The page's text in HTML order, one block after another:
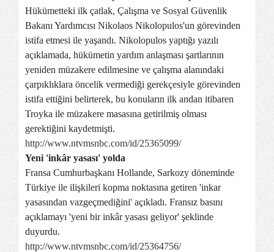
Hükümetteki ilk çatlak, Çalışma ve Sosyal Güvenlik
Bakanı Yardımcısı Nikolaos Nikolopulos'un görevinden
istifa etmesi ile yaşandı. Nikolopulos yaptığı yazılı
açıklamada, hükümetin yardım anlaşması şartlarının
yeniden müzakere edilmesine ve çalışma alanındaki
çarpıklıklara öncelik vermediği gerekçesiyle görevinden
istifa ettiğini belirterek, bu konuların ilk andan itibaren
Troyka ile müzakere masasına getirilmiş olması
gerektiğini kaydetmişti.
http://www.ntvmsnbc.com/id/25365099/
Yeni 'inkâr yasası' yolda
Fransa Cumhurbaşkanı Hollande, Sarkozy döneminde
Türkiye ile ilişkileri kopma noktasına getiren 'inkar
yasasından vazgeçmediğini' açıkladı. Fransız basını
açıklamayı 'yeni bir inkâr yasası geliyor' şeklinde
duyurdu.
http://www.ntvmsnbc.com/id/25364756/